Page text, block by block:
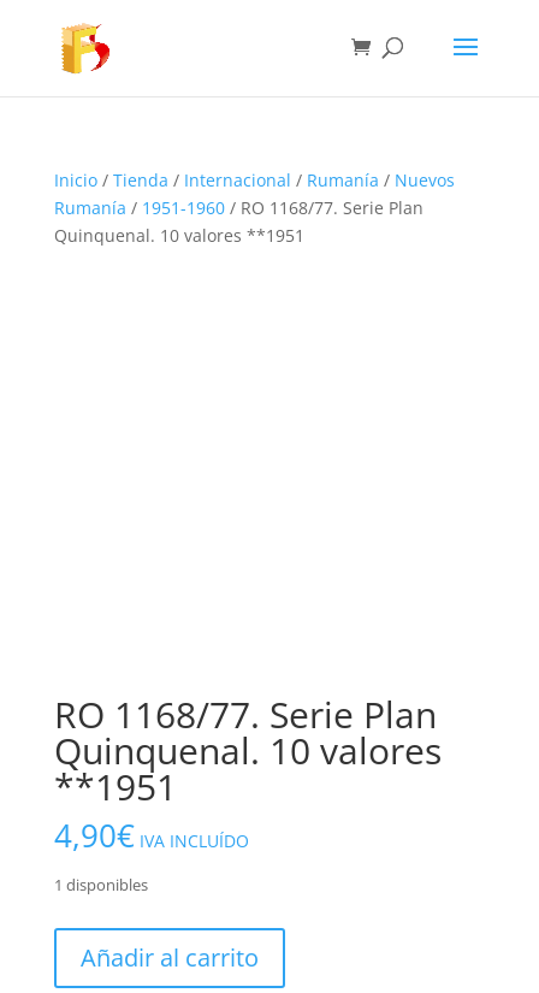
Inicio/ Tienda / Internacional / Rumanía / Nuevos
Rumanía / 1951-1960/ RO 1168/77. Serie Plan
Quinquenal. 10 valores **1951
RO 1168/77. Serie Plan
Quinquenal. 10 valores
**1951
4,90€ IVA INCLUÍDO
1 disponibles
1168/77.
Añadir al carrito